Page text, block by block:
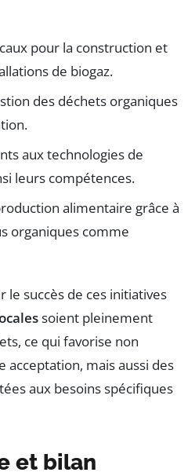
pour la construction et
de biogaz.
des déchets organiques
aux technologies de
leurs compétences.
alimentaire grâce à
organiques comme
le succès de ces initiatives
soient pleinement
ce qui favorise non
mais aussi des
aux besoins spécifiques
et bilan